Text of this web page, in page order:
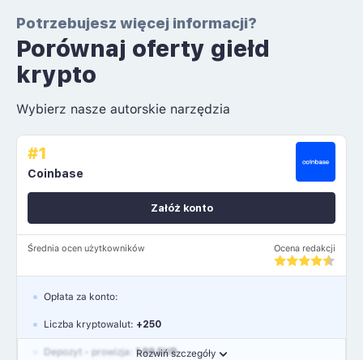
Potrzebujesz więcej informacji?
Porównaj oferty giełd
krypto
Wybierz nasze autorskie narzędzia
#1
Coinbase
Średnia ocen użytkowników Ocena redakcji
Załóż konto
Rozwiń szczegóły
Opłata za konto:
Liczba kryptowalut: +250
Depozyt - prowizja: 1.99 EUR